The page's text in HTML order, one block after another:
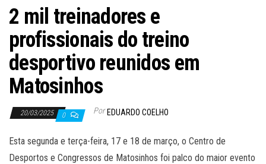
2 mil treinadores e
profissionais do treino
desportivo reunidos em
Matosinhos
20/03/2025 0 Por EDUARDO COELHO
Esta segunda e terça-feira, 17 e 18 de março, o Centro de
Desportos e Congressos de Matosinhos foi palco do maior evento